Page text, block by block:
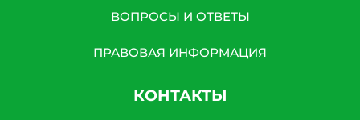
ВОПРОСЫ И ОТВЕТЫ
ПРАВОВАЯ ИНФОРМАЦИЯ
КОНТАКТЫ